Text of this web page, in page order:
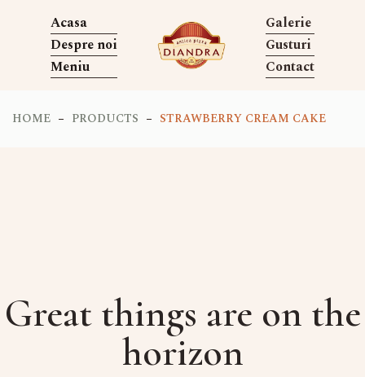
Acasa
Despre noi
Meniu
Galerie
Gusturi
Contact
HOME PRODUCTS STRAWBERRY CREAM CAKE
Great things are on the
horizon